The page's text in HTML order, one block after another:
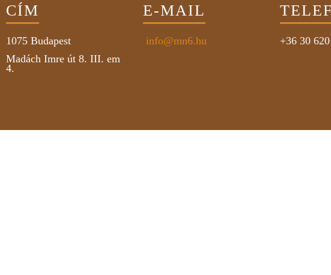
CÍM
1075 Budapest
Madách Imre út 8. III. em
4.
E-MAIL
info@mn6.hu +36 30